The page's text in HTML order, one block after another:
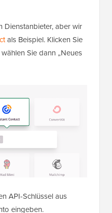
Dienstanbieter, aber wir
als Beispiel. Klicken Sie
Sie dann „Neues
API-Schlüssel aus
eingeben.